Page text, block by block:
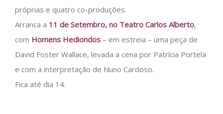
próprias e quatro co-produções.
Arranca a 11 de Setembro, no Teatro Carlos Alberto,
com Homens Hediondos – em estreia – uma peça de
David Foster Wallace, levada a cena por Patrícia Portela
e com a interpretação de Nuno Cardoso.
Fica até dia 14.